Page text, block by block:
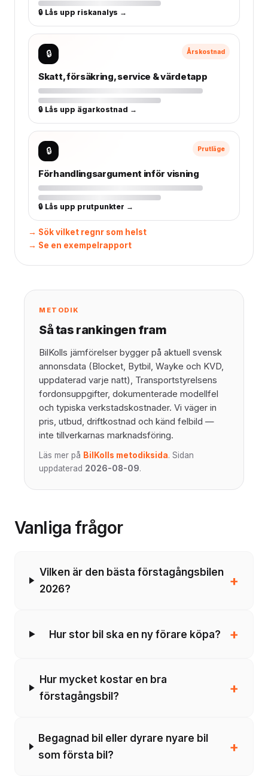
🔒 Lås upp riskanalys →
🔒 Årskostnad
Skatt, försäkring, service & värdetapp
🔒 Lås upp ägarkostnad →
🔒 Prutläge
Förhandlingsargument inför visning
🔒 Lås upp prutpunkter →
→ Sök vilket regnr som helst
→ Se en exempelrapport
METODIK
Så tas rankingen fram
BilKolls jämförelser bygger på aktuell svensk
annonsdata (Blocket, Bytbil, Wayke och KVD,
uppdaterad varje natt), Transportstyrelsens
fordonsuppgifter, dokumenterade modellfel
och typiska verkstadskostnader. Vi väger in
pris, utbud, driftkostnad och känd felbild —
inte tillverkarnas marknadsföring.
Läs mer på BilKolls metodiksida. Sidan
uppdaterad 2026-08-09.
Vanliga frågor
Vilken är den bästa förstagångsbilen
2026?
+
Hur stor bil ska en ny förare köpa? +
Hur mycket kostar en bra
förstagångsbil?
+
Begagnad bil eller dyrare nyare bil
som första bil?
+